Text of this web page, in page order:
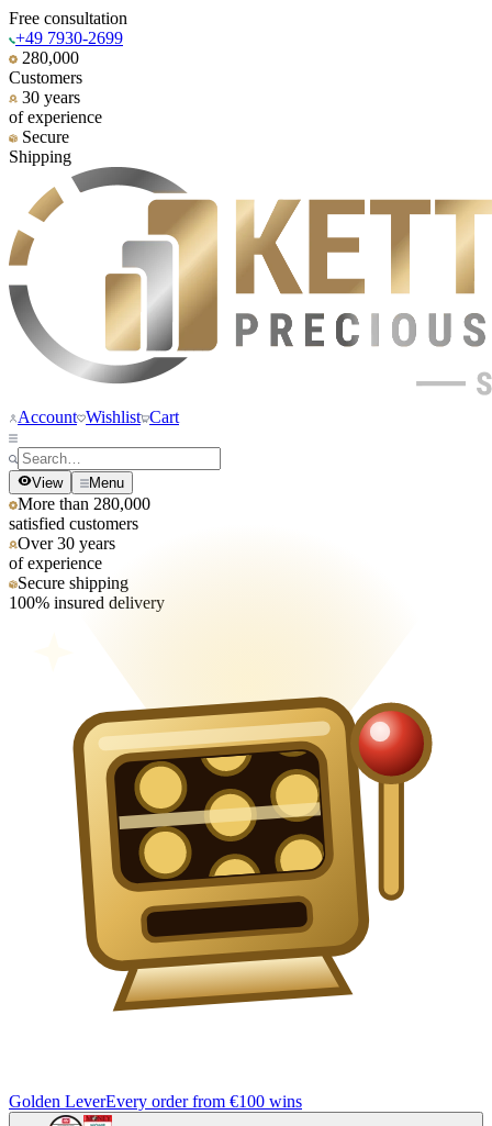
Free consultation
+49 7930-2699
280,000
Customers
30 years
of experience
Secure
Shipping
Account Wishlist Cart
View Menu
More than 280,000
satisfied customers
Over 30 years
of experience
Secure shipping
100% insured delivery
Golden LeverEvery order from €100 wins